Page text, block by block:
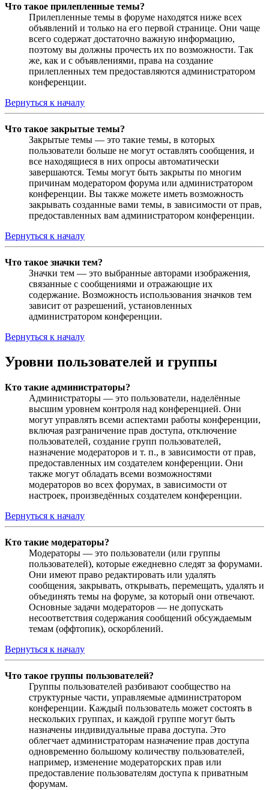
Что такое прилепленные темы?
Прилепленные темы в форуме находятся ниже всех
объявлений и только на его первой странице. Они чаще
всего содержат достаточно важную информацию,
поэтому вы должны прочесть их по возможности. Так
же, как и с объявлениями, права на создание
прилепленных тем предоставляются администратором
конференции.
Вернуться к началу
Что такое закрытые темы?
Закрытые темы — это такие темы, в которых
пользователи больше не могут оставлять сообщения, и
все находящиеся в них опросы автоматически
завершаются. Темы могут быть закрыты по многим
причинам модератором форума или администратором
конференции. Вы также можете иметь возможность
закрывать созданные вами темы, в зависимости от прав,
предоставленных вам администратором конференции.
Вернуться к началу
Что такое значки тем?
Значки тем — это выбранные авторами изображения,
связанные с сообщениями и отражающие их
содержание. Возможность использования значков тем
зависит от разрешений, установленных
администратором конференции.
Вернуться к началу
Уровни пользователей и группы
Кто такие администраторы?
Администраторы — это пользователи, наделённые
высшим уровнем контроля над конференцией. Они
могут управлять всеми аспектами работы конференции,
включая разграничение прав доступа, отключение
пользователей, создание групп пользователей,
назначение модераторов и т. п., в зависимости от прав,
предоставленных им создателем конференции. Они
также могут обладать всеми возможностями
модераторов во всех форумах, в зависимости от
настроек, произведённых создателем конференции.
Вернуться к началу
Кто такие модераторы?
Модераторы — это пользователи (или группы
пользователей), которые ежедневно следят за форумами.
Они имеют право редактировать или удалять
сообщения, закрывать, открывать, перемещать, удалять и
объединять темы на форуме, за который они отвечают.
Основные задачи модераторов — не допускать
несоответствия содержания сообщений обсуждаемым
темам (оффтопик), оскорблений.
Вернуться к началу
Что такое группы пользователей?
Группы пользователей разбивают сообщество на
структурные части, управляемые администратором
конференции. Каждый пользователь может состоять в
нескольких группах, и каждой группе могут быть
назначены индивидуальные права доступа. Это
облегчает администраторам назначение прав доступа
одновременно большому количеству пользователей,
например, изменение модераторских прав или
предоставление пользователям доступа к приватным
форумам.